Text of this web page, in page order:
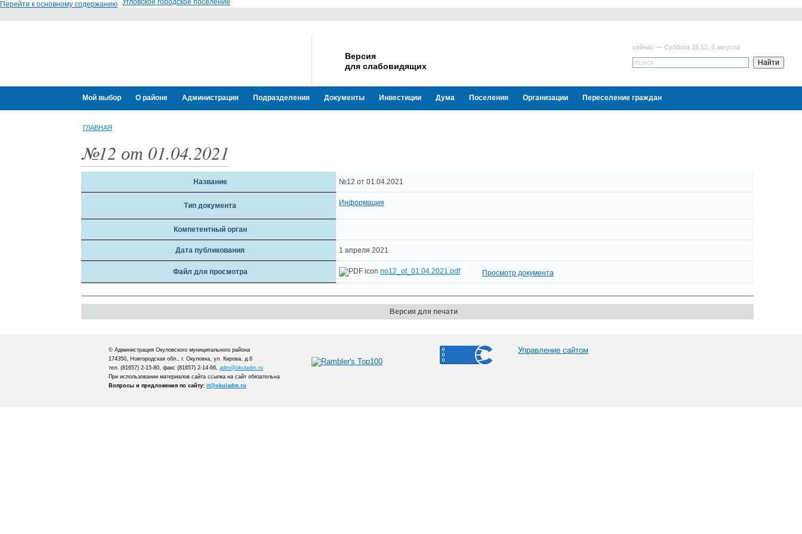
Перейти к основному содержанию Угловское городское поселение
Версия
для слабовидящих
сейчас — Суббота 15:12, 8 августа
Мой выбор О районе Администрация Подразделения Документы Инвестиции Дума Поселения Организации Переселение граждан
ГЛАВНАЯ
№12 от 01.04.2021
Название №12 от 01.04.2021
Тип документа Информация
Компетентный орган
Дата публикования 1 апреля 2021
Файл для просмотра no12_ot_01.04.2021.pdf Просмотр документа
Версия для печати
© Администрация Окуловского муниципального района
174350, Новгородская обл., г. Окуловка, ул. Кирова, д.6
тел. (81657) 2-15-80, факс (81657) 2-14-66, adm@okuladm.ru
При использовании материалов сайта ссылка на сайт обязательна
Вопросы и предложения по сайту: it@okuladm.ru
Управление сайтом